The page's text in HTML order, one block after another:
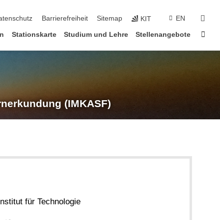
Barrierefreiheit Sitemap KIT EN
Stationskarte Studium und Lehre Stellenangebote
(IMKASF)
für Technologie